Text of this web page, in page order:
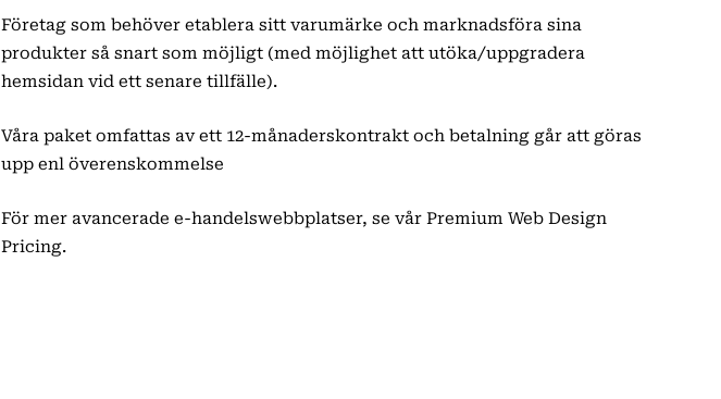
Företag som behöver etablera sitt varumärke och marknadsföra sina
produkter så snart som möjligt (med möjlighet att utöka/uppgradera
hemsidan vid ett senare tillfälle).
Våra paket omfattas av ett 12-månaderskontrakt och betalning går att göras
upp enl överenskommelse
För mer avancerade e-handelswebbplatser, se vår Premium Web Design
Pricing.